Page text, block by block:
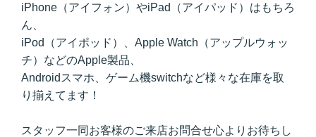
iPhone（アイフォン）やiPad（アイパッド）はもちろ
ん、
iPod（アイポッド）、Apple Watch（アップルウォッ
チ）などのApple製品、
Androidスマホ、ゲーム機switchなど様々な在庫を取
り揃えてます！
スタッフ一同お客様のご来店お問合せ心よりお待ちし